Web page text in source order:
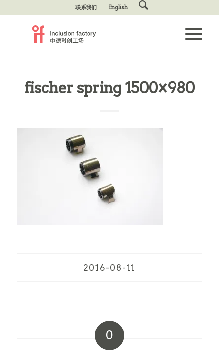
联系我们 English
fischer spring 1500×980
2016-08-11
0